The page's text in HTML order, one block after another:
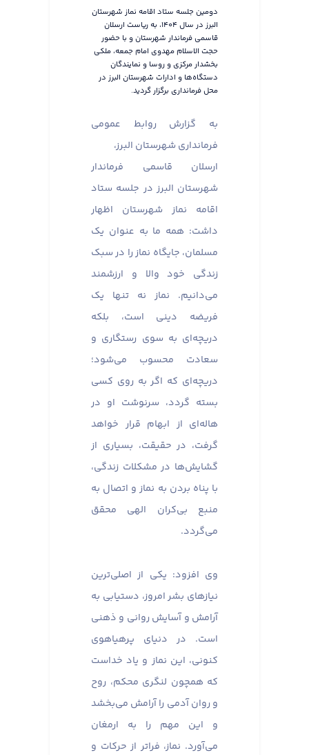
دومین جلسه ستاد اقامه نماز شهرستان
البرز در سال ۱۴۰۴، به ریاست ارسلان
قاسمی فرماندار شهرستان و با حضور
حجت الاسلام مهدوی امام جمعه، ملکی
بخشدار مرکزی و روسا و نمایندگان
دستگاه‌ها و ادارات شهرستان البرز در
محل فرمانداری برگزار گردید.
به گزارش روابط عمومی
فرمانداری شهرستان البرز،
ارسلان قاسمی فرماندار
شهرستان البرز در جلسه ستاد
اقامه نماز شهرستان اظهار
داشت: همه ما به عنوان یک
مسلمان، جایگاه نماز را در سبک
زندگی خود والا و ارزشمند
می‌دانیم. نماز نه تنها یک
فریضه دینی است، بلکه
دریچه‌ای به سوی رستگاری و
سعادت محسوب می‌شود؛
دریچه‌ای که اگر به روی کسی
بسته گردد، سرنوشت او در
هاله‌ای از ابهام قرار خواهد
گرفت، در حقیقت، بسیاری از
گشایش‌ها در مشکلات زندگی،
با پناه بردن به نماز و اتصال به
منبع بی‌کران الهی محقق
می‌گردد.
وی افزود: یکی از اصلی‌ترین
نیازهای بشر امروز، دستیابی به
آرامش و آسایش روانی و ذهنی
است. در دنیای پرهیاهوی
کنونی، این نماز و یاد خداست
که همچون لنگری محکم، روح
و روان آدمی را آرامش می‌بخشد
و این مهم را به ارمغان
می‌آورد. نماز، فراتر از حرکات و